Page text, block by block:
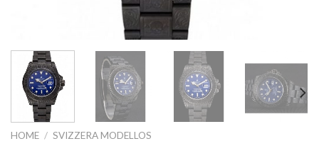
HOME / SVIZZERA MODELLOS